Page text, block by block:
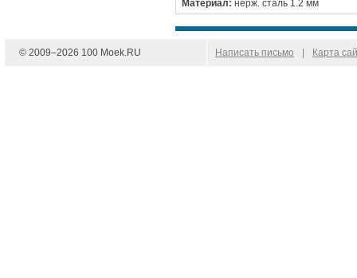
Материал: нерж. сталь 1.2 мм
© 2009–2026 100 Moek.RU Написать письмо | Карта